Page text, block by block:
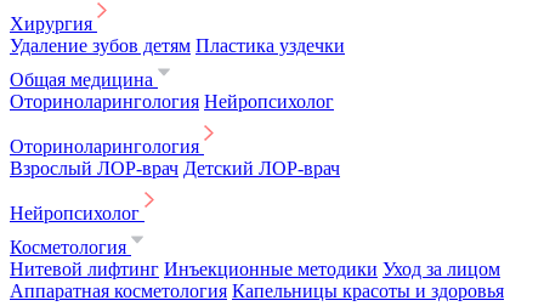
Хирургия
Удаление зубов детям Пластика уздечки
Общая медицина
Оториноларингология Нейропсихолог
Оториноларингология
Взрослый ЛОР-врач Детский ЛОР-врач
Нейропсихолог
Косметология
Нитевой лифтинг Инъекционные методики Уход за лицом
Аппаратная косметология Капельницы красоты и здоровья